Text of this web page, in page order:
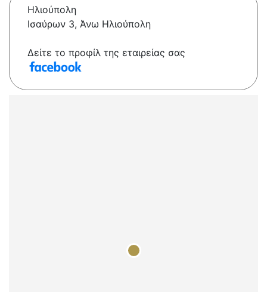
Ηλιούπολη
Ισαύρων 3, Άνω Ηλιούπολη
Δείτε το προφίλ της εταιρείας σας